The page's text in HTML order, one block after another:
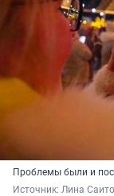
Проблемы были и
Источник: Лина